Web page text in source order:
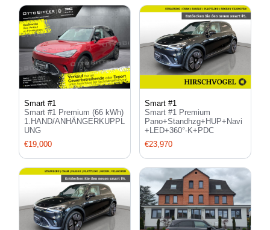
Smart #1
Smart #1 Premium (66 kWh)
1.HAND/ANHÄNGERKUPPL
UNG
€19,000
Smart #1
Smart #1 Premium
Pano+Standhzg+HUP+Navi
+LED+360°-K+PDC
€23,970